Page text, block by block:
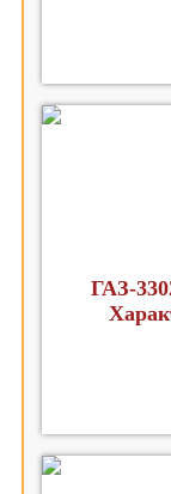
ГАЗ-